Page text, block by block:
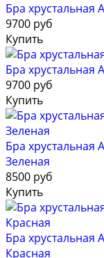
Бра
9700 руб
Купить
Бра
9700 руб
Купить
Бра
Зеленая
8500 руб
Купить
Бра
Красная